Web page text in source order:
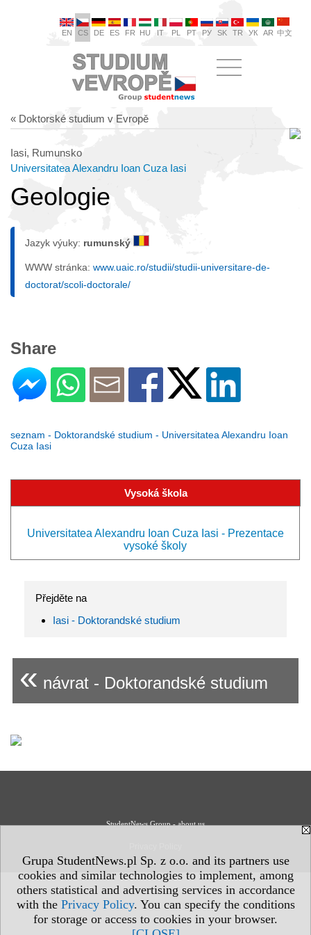
Grupa StudentNews.pl Sp. z o.o. and its partners use
cookies and similar technologies to implement, among
others statistical and advertising services in accordance
with the Privacy Policy. You can specify the conditions
for storage or access to cookies in your browser.
EN CS DE ES FR HU IT PL PT РУ SK TR УК AR 中文
« Doktorské studium v Evropě
Iasi, Rumunsko
Universitatea Alexandru Ioan Cuza Iasi
Geologie
Jazyk výuky: rumunský
WWW stránka: www.uaic.ro/studii/studii-universitare-de-
doctorat/scoli-doctorale/
Share
seznam - Doktorandské studium - Universitatea Alexandru Ioan
Cuza Iasi
Vysoká škola
Universitatea Alexandru Ioan Cuza Iasi - Prezentace
vysoké školy
Přejděte na
Iasi - Doktorandské studium
« návrat - Doktorandské studium
StudentNews Group - about us